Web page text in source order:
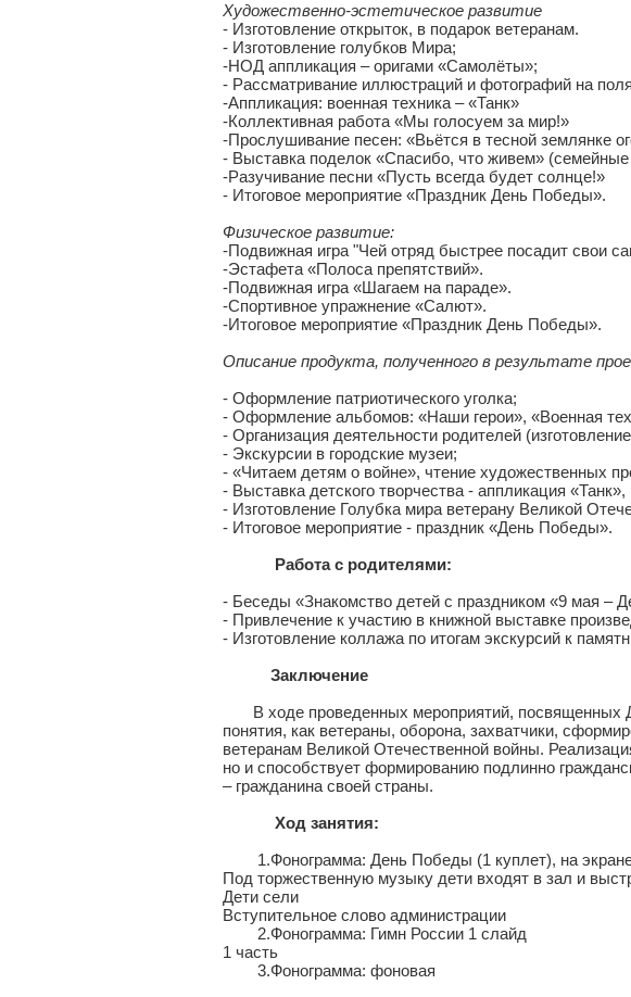
Художественно-эстетическое развитие
- Изготовление открыток, в подарок ветеранам.
- Изготовление голубков Мира;
-НОД аппликация – оригами «Самолёты»;
- Рассматривание иллюстраций и фотографий на
-Аппликация: военная техника – «Танк»
-Коллективная работа «Мы голосуем за мир!»
-Прослушивание песен: «Вьётся в тесной землянке
- Выставка поделок «Спасибо, что живем»
-Разучивание песни «Пусть всегда будет солнце!»
- Итоговое мероприятие «Праздник День Победы».
Физическое развитие:
-Подвижная игра "Чей отряд быстрее посадит свои
-Эстафета «Полоса препятствий».
-Подвижная игра «Шагаем на параде».
-Спортивное упражнение «Салют».
-Итоговое мероприятие «Праздник День Победы».
Описание продукта, полученного в результате
- Оформление патриотического уголка;
- Оформление альбомов: «Наши герои», «Военная
- Организация деятельности родителей
- Экскурсии в городские музеи;
- «Читаем детям о войне», чтение художественных
- Выставка детского творчества - аппликация
- Изготовление Голубка мира ветерану Великой
- Итоговое мероприятие - праздник «День Победы».
Работа с родителями:
- Беседы «Знакомство детей с праздником «9 мая –
- Привлечение к участию в книжной выставке
- Изготовление коллажа по итогам экскурсий к
Заключение
В ходе проведенных мероприятий, посвященных
понятия, как ветераны, оборона, захватчики,
ветеранам Великой Отечественной войны.
но и способствует формированию подлинно
– гражданина своей страны.
Ход занятия:
1.Фонограмма: День Победы (1 куплет), на экране
Под торжественную музыку дети входят в зал и
Дети сели
Вступительное слово администрации
2.Фонограмма: Гимн России 1 слайд
1 часть
3.Фонограмма: фоновая